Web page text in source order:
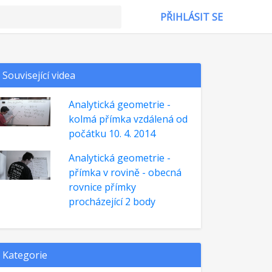
PŘIHLÁSIT SE
Související videa
Analytická geometrie -
kolmá přímka vzdálená od
počátku 10. 4. 2014
Analytická geometrie -
přímka v rovině - obecná
rovnice přímky
procházející 2 body
Kategorie